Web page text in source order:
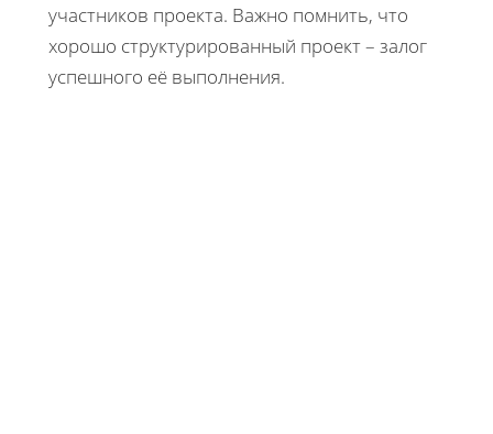
участников проекта. Важно помнить, что
хорошо структурированный проект – залог
успешного её выполнения.